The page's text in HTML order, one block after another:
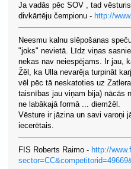
Ja vadās pēc SOV , tad
divkārtēju čempionu - http://
Neesmu kalnu slēpošanas
"joks" nevietā. Līdz viņas
nekas nav neiespējams. Ir jau,
Žēl, ka Ulla nevarēja turpināt
vēl pēc tā neskatoties uz
taisnības jau viņam bija) nācās
ne labākajā formā ... diemžēl.
Vēsture ir jāzina un savi varoņi
iecerētais.
FIS Roberts Raimo - http://